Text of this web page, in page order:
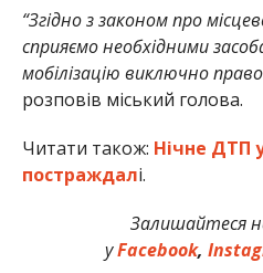
“Згідно з законом про
сприяємо необхідними
мобілізацію виключно
розповів міський голова.
Читати також: Нічне ДТП
постраждалі.
Залишайтеся
уFacebook,